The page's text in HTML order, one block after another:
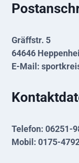
Gräffstr. 5
64646
E-Mail:
Telefon: 06251-
Mobil: 0175-